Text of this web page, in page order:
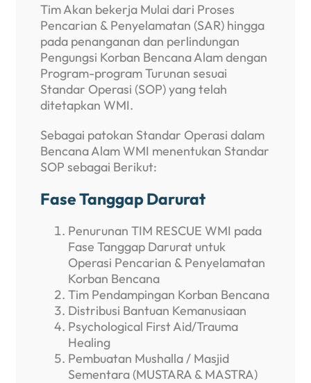
Tim Akan bekerja Mulai dari Proses
Pencarian & Penyelamatan (SAR) hingga
pada penanganan dan perlindungan
Pengungsi Korban Bencana Alam dengan
Program-program Turunan sesuai
Standar Operasi (SOP) yang telah
ditetapkan WMI.
Sebagai patokan Standar Operasi dalam
Bencana Alam WMI menentukan Standar
SOP sebagai Berikut:
Fase Tanggap Darurat
Penurunan TIM RESCUE WMI pada
Fase Tanggap Darurat untuk
Operasi Pencarian & Penyelamatan
Korban Bencana
Tim Pendampingan Korban Bencana
Distribusi Bantuan Kemanusiaan
Psychological First Aid/Trauma
Healing
Pembuatan Mushalla / Masjid
Sementara (MUSTARA & MASTRA)